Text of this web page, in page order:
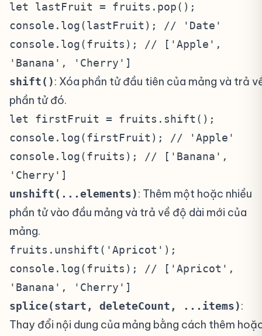
let lastFruit = fruits.pop();
console.log(lastFruit); // 'Date'
console.log(fruits); // ['Apple',
'Banana', 'Cherry']
shift(): Xóa phần tử đầu tiên của mảng và trả
phần tử đó.
let firstFruit = fruits.shift();
console.log(firstFruit); // 'Apple'
console.log(fruits); // ['Banana',
'Cherry']
unshift(...elements): Thêm một hoặc nhiều
phần tử vào đầu mảng và trả về độ dài mới của
mảng.
fruits.unshift('Apricot');
console.log(fruits); // ['Apricot',
'Banana', 'Cherry']
splice(start, deleteCount, ...items):
Thay đổi nội dung của mảng bằng cách thêm